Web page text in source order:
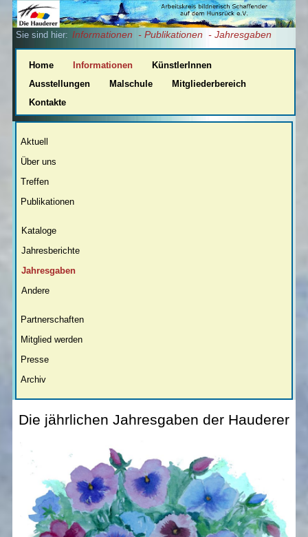
Sie sind hier: Informationen - Publikationen - Jahresgaben
Home Informationen
KünstlerInnen
Ausstellungen
Malschule
Mitgliederbereich
Kontakte
Aktuell
Über uns
Treffen
Publikationen
Kataloge
Jahresberichte
Jahresgaben
Andere
Partnerschaften
Mitglied werden
Presse
Archiv
Die jährlichen Jahresgaben der Hauderer